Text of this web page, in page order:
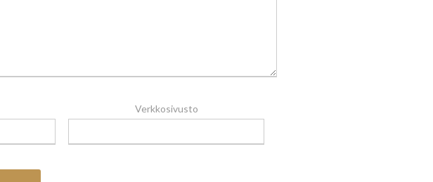
Verkkosivusto